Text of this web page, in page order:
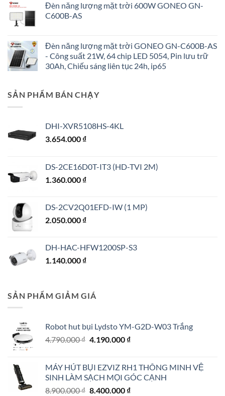
Đèn năng lượng mặt trời 600W GONEO GN-
C600B-AS
Đèn năng lượng mặt trời GONEO GN-C600B-AS
- Công suất 21W, 64 chip LED 5054, Pin lưu trữ
30Ah, Chiếu sáng liên tục 24h, ip65
SẢN PHẨM BÁN CHẠY
DHI-XVR5108HS-4KL
3.654.000 ₫
DS-2CE16D0T-IT3 (HD-TVI 2M)
1.360.000 ₫
DS-2CV2Q01EFD-IW (1 MP)
2.050.000 ₫
DH-HAC-HFW1200SP-S3
1.140.000 ₫
SẢN PHẨM GIẢM GIÁ
Robot hut bụi Lydsto YM-G2D-W03 Trắng
4.790.000₫ Giá
4.790.000 ₫.
4.190.000 ₫Giá
là:
4.190.000 ₫.
MÁY HÚT BỤI EZVIZ RH1 THÔNG MINH VỆ
SINH LÀM SẠCH MỌI GÓC CẠNH
8.900.000₫ Giá
8.400.000 ₫Giá